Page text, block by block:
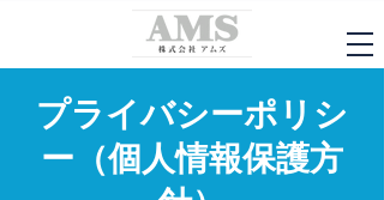
プライバシーポリシ
ー（個人情報保護方